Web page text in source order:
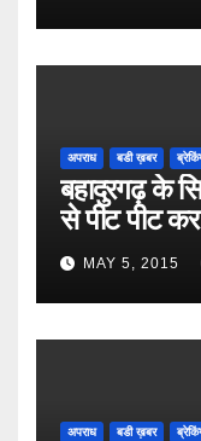
अपराध बडी ख़बर
बहादुरगढ़ के
से पीट पीट कर
MAY 5, 2015
अपराध बडी ख़बर